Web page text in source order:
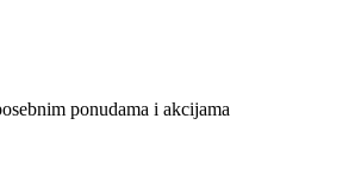
ponudama i akcijama